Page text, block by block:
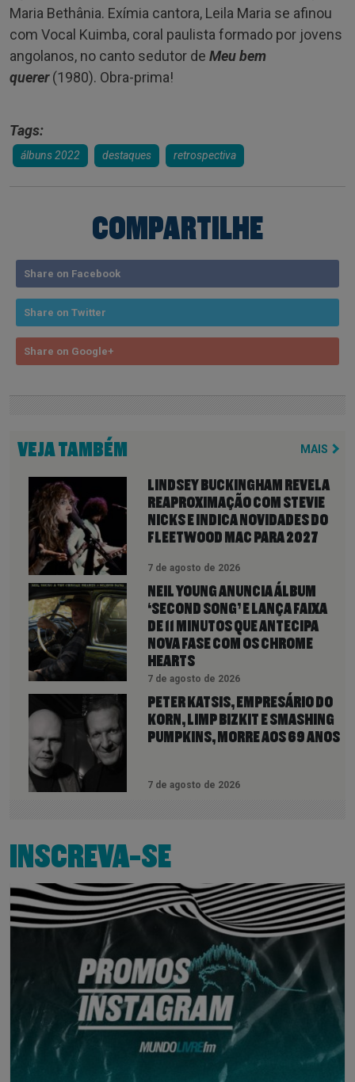
Maria Bethânia. Exímia cantora, Leila Maria se afinou
com Vocal Kuimba, coral paulista formado por jovens
angolanos, no canto sedutor de Meu bem
querer(1980). Obra-prima!
Tags:
álbuns 2022 destaques retrospectiva
COMPARTILHE
Share on Facebook
Share on Twitter
Share on Google+
VEJA TAMBÉM MAIS
LINDSEY BUCKINGHAM REVELA
REAPROXIMAÇÃO COM STEVIE
NICKS E INDICA NOVIDADES DO
FLEETWOOD MAC PARA 2027
7 de agosto de 2026
NEIL YOUNG ANUNCIA ÁLBUM
‘SECOND SONG’ E LANÇA FAIXA
DE 11 MINUTOS QUE ANTECIPA
NOVA FASE COM OS CHROME
HEARTS
7 de agosto de 2026
PETER KATSIS, EMPRESÁRIO DO
KORN, LIMP BIZKIT E SMASHING
PUMPKINS, MORRE AOS 69 ANOS
7 de agosto de 2026
INSCREVA-SE